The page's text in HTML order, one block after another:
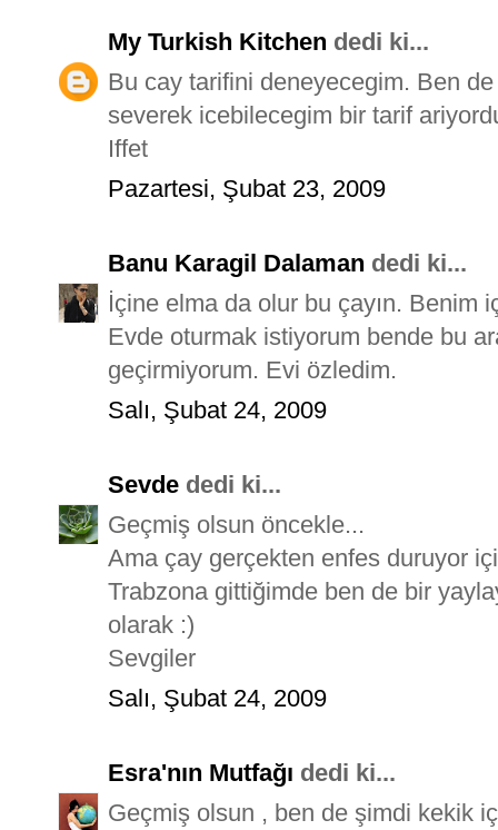
My Turkish Kitchen dedi ki...
Bu cay tarifini deneyecegim. Ben
severek icebilecegim bir tarif
Iffet
Pazartesi, Şubat 23, 2009
Banu Karagil Dalaman dedi ki...
İçine elma da olur bu çayın. Benim
Evde oturmak istiyorum bende bu
geçirmiyorum. Evi özledim.
Salı, Şubat 24, 2009
Sevde dedi ki...
Geçmiş olsun öncekle...
Ama çay gerçekten enfes duruyor
Trabzona gittiğimde ben de bir
olarak :)
Sevgiler
Salı, Şubat 24, 2009
Esra'nın Mutfağı dedi ki...
Geçmiş olsun , ben de şimdi kekik